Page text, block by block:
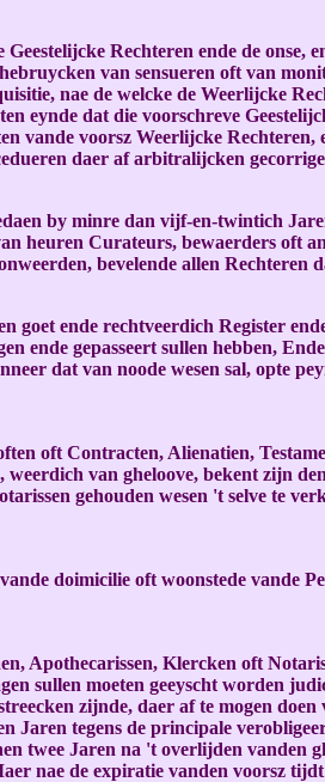
Rechteren ende de
van sensueren oft van
nae de welcke de Weerlijcke
eynde dat die voorschreve
vande voorsz Weerlijcke
daer af arbitralijcken
by minre dan vijf-en-twintich
heuren Curateurs, bewaerders
bevelende allen Rechteren
goet ende rechtveerdich Register
ende gepasseert sullen hebben,
dat van noode wesen sal, opte
oft Contracten, Alienatien,
van gheloove, bekent zijn
gehouden wesen 't selve te
doimicilie oft woonstede vande
Apothecarissen, Klercken oft
sullen moeten geeyscht worden
zijnde, daer af te mogen
tegens de principale
twee Jaren na 't overlijden vanden
nae de expiratie vanden voorsz